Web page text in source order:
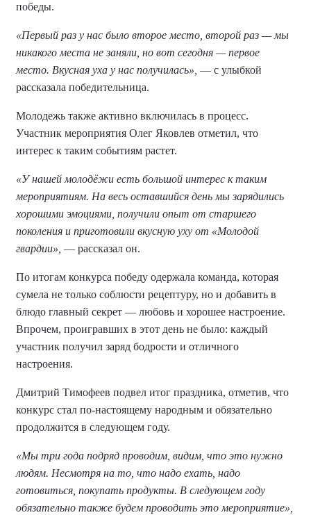
победы.
«Первый раз у нас было второе место, второй раз — мы
никакого места не заняли, но вот сегодня — первое
место. Вкусная уха у нас получилась», — с улыбкой
рассказала победительница.
Молодежь также активно включилась в процесс.
Участник мероприятия Олег Яковлев отметил, что
интерес к таким событиям растет.
«У нашей молодёжи есть большой интерес к таким
мероприятиям. На весь оставшийся день мы зарядились
хорошими эмоциями, получили опыт от старшего
поколения и приготовили вкусную уху от «Молодой
гвардии», — рассказал он.
По итогам конкурса победу одержала команда, которая
сумела не только соблюсти рецептуру, но и добавить в
блюдо главный секрет — любовь и хорошее настроение.
Впрочем, проигравших в этот день не было: каждый
участник получил заряд бодрости и отличного
настроения.
Дмитрий Тимофеев подвел итог праздника, отметив, что
конкурс стал по-настоящему народным и обязательно
продолжится в следующем году.
«Мы три года подряд проводим, видим, что это нужно
людям. Несмотря на то, что надо ехать, надо
готовиться, покупать продукты. В следующем году
обязательно также будем проводить это мероприятие»,